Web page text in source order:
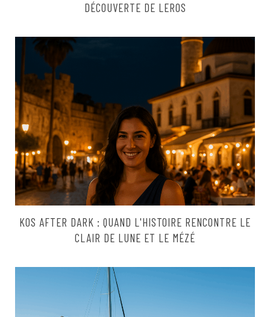
DÉCOUVERTE DE LEROS
KOS AFTER DARK : QUAND L'HISTOIRE RENCONTRE LE
CLAIR DE LUNE ET LE MÉZÉ